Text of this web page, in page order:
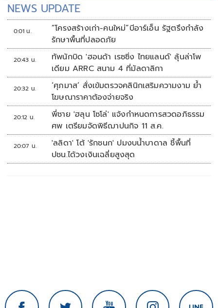
NEWS UPDATE
0:01 น.
“โครงสร้างเก่า-คนใหม่”บีอาร์เอ็น รัฐตรึงกำลัง
รักษาพื้นที่ปลอดภัย
20:43 น.
ทัพนักบิด 'ฮอนด้า เรซซิ่ง ไทยแลนด์' ลุ้นล่าโพ
เดียม ARRC สนาม 4 ที่มัลดาลิกา
20:32 น.
‘ศุภมาส’ สั่งเข้มตรวจคลินิกเสริมความงาม ย้ำ
โฆษณาราคาต้องจ่ายจริง
20:12 น.
พี่ชาย 'ฮลุน โซโล่' แจ้งกำหนดการสวดอภิธรรม
ศพ เตรียมจัดพิธีฌาปนกิจ 11 ส.ค.
20:07 น.
'ลลิดา' โต้ 'รักชนก' ปมงบน้ำบาดาล ชี้พื้นที่
ปชน.ได้วงเงินเฉลี่ยสูงสุด